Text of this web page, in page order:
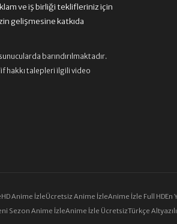
ve iş birliği teklifleriniz için
gelişmesine katkıda
barındırılmaktadır.
hakkı talepleri ilgili video
HD Anime İzleÜcretsiz Anime İzleAnime İzle Full HDEn
Sezon Anime İzleAnime İzle ÜcretsizTürkçe